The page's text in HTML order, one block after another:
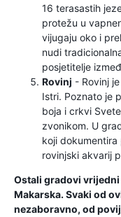
16 terasastih
protežu u
vijugaju oko i
nudi
posjetitelje
Rovinj - Rovinj
Istri. Poznato je
boja i crkvi
zvonikom. U
koji
rovinjski akvarij
Ostali gradovi vrijedni
Makarska. Svaki od
nezaboravno, od